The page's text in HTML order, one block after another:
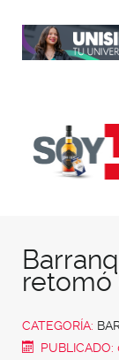
retomó
CATEGORÍA:
PUBLICADO: